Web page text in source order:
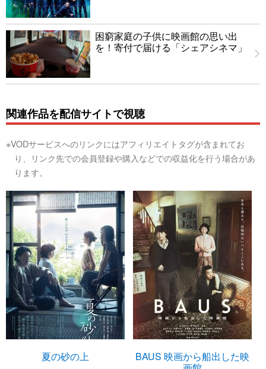
困窮家庭の子供に映画館の思い出
を！寄付で届ける「シェアシネマ」
関連作品を配信サイトで視聴
※VODサービスへのリンクにはアフィリエイトタグが含まれてお
り、リンク先での会員登録や購入などでの収益化を行う場合があ
ります。
夏の砂の上
BAUS 映画から船出した映